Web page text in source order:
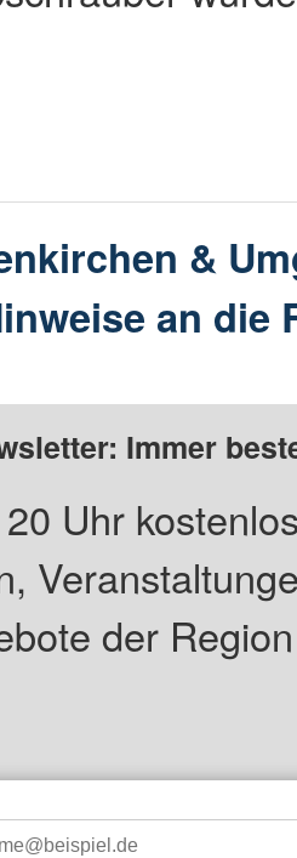
&
an die
Immer
Uhr
der